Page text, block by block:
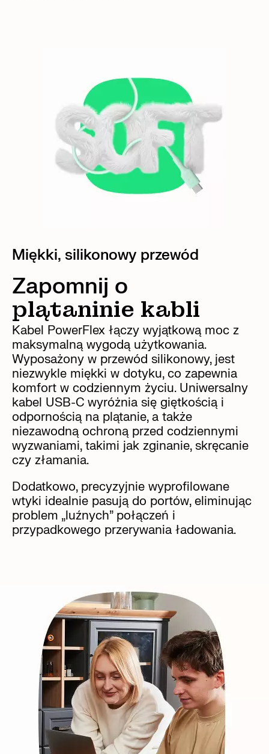
Miękki, silikonowy przewód
Zapomnij o
plątaninie kabli
Kabel PowerFlex łączy wyjątkową moc z
maksymalną wygodą użytkowania.
Wyposażony w przewód silikonowy, jest
niezwykle miękki w dotyku, co zapewnia
komfort w codziennym życiu. Uniwersalny
kabel USB-C wyróżnia się giętkością i
odpornością na plątanie, a także
niezawodną ochroną przed codziennymi
wyzwaniami, takimi jak zginanie, skręcanie
czy złamania.
Dodatkowo, precyzyjnie wyprofilowane
wtyki idealnie pasują do portów, eliminując
problem „luźnych” połączeń i
przypadkowego przerywania ładowania.